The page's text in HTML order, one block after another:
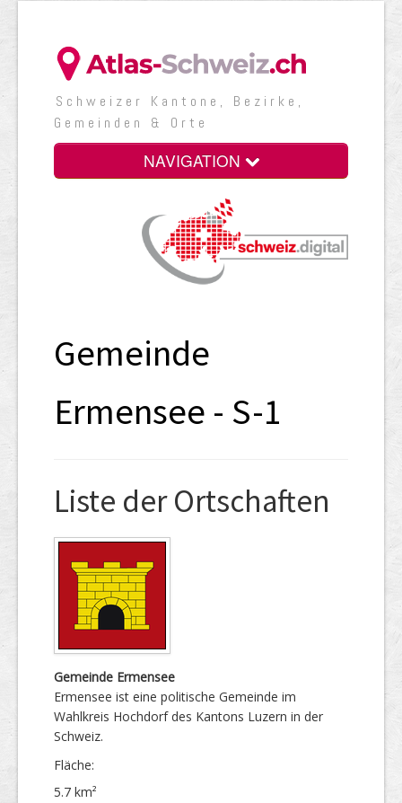
Schweizer Kantone, Bezirke,
Gemeinden & Orte
NAVIGATION
Gemeinde
Ermensee - S-1
Liste der Ortschaften
Gemeinde Ermensee
Ermensee ist eine politische Gemeinde im
Wahlkreis Hochdorf des Kantons Luzern in der
Schweiz.
Fläche:
5.7 km²